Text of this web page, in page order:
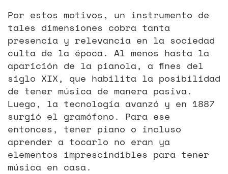
Por estos motivos, un instrumento de
tales dimensiones cobra tanta
presencia y relevancia en la sociedad
culta de la época. Al menos hasta la
aparición de la pianola, a fines del
siglo XIX, que habilita la posibilidad
de tener música de manera pasiva.
Luego, la tecnología avanzó y en 1887
surgió el gramófono. Para ese
entonces, tener piano o incluso
aprender a tocarlo no eran ya
elementos imprescindibles para tener
música en casa.